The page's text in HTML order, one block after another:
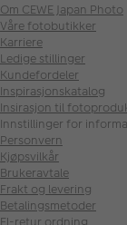
Om CEWE Japan Photo
Våre fotobutikker
Karriere
Ledige stillinger
Kundefordeler
Inspirasjonskatalog
Insirasjon til
Innstillinger for
Personvern
Kjøpsvilkår
Brukeravtale
Frakt og levering
Betalingsmetoder